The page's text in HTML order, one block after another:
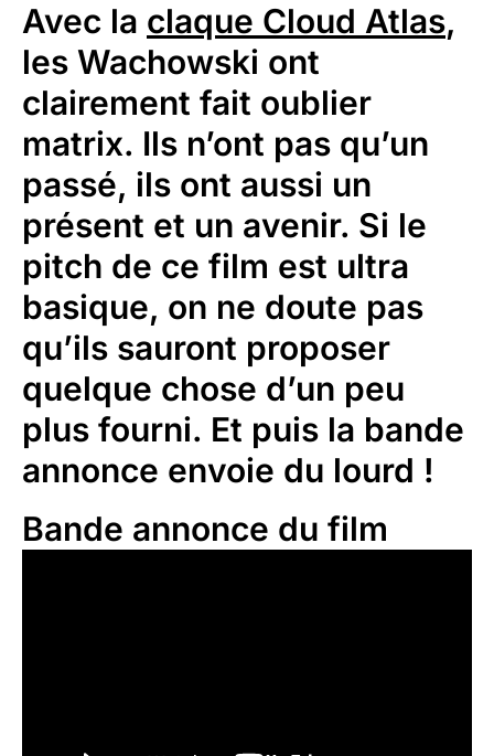
Avec la claque Cloud Atlas,
les Wachowski ont
clairement fait oublier
matrix. Ils n’ont pas qu’un
passé, ils ont aussi un
présent et un avenir. Si le
pitch de ce film est ultra
basique, on ne doute pas
qu’ils sauront proposer
quelque chose d’un peu
plus fourni. Et puis la bande
annonce envoie du lourd !
Bande annonce du film